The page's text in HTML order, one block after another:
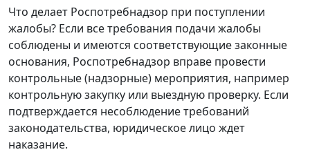
Что делает Роспотребнадзор при поступлении
жалобы? Если все требования подачи жалобы
соблюдены и имеются соответствующие законные
основания, Роспотребнадзор вправе провести
контрольные (надзорные) мероприятия, например
контрольную закупку или выездную проверку. Если
подтверждается несоблюдение требований
законодательства, юридическое лицо ждет
наказание.